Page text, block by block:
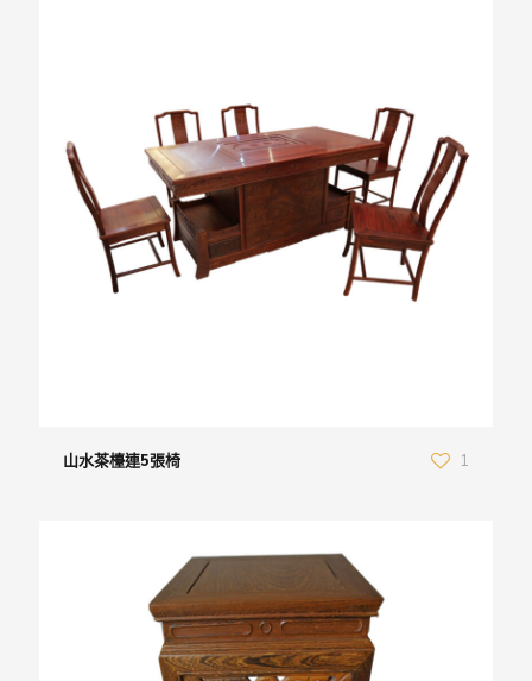
山水茶檯連5張椅 1